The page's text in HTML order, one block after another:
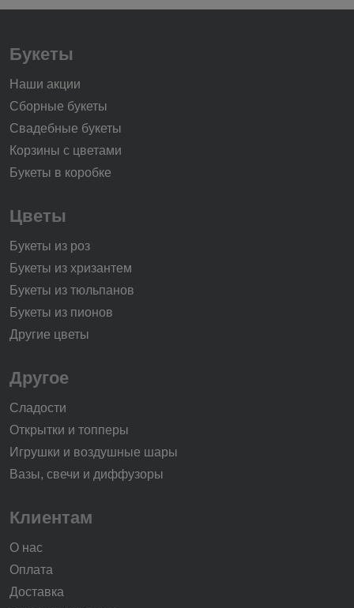
Букеты
Наши акции
Сборные букеты
Свадебные букеты
Корзины с цветами
Букеты в коробке
Цветы
Букеты из роз
Букеты из хризантем
Букеты из тюльпанов
Букеты из пионов
Другие цветы
Другое
Сладости
Открытки и топперы
Игрушки и воздушные шары
Вазы, свечи и диффузоры
Клиентам
О нас
Оплата
Доставка